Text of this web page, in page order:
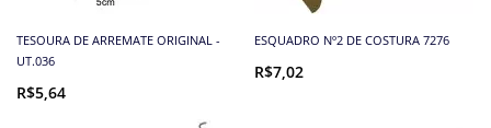
TESOURA DE ARREMATE ORIGINAL -
UT.036
R$5,64
ESQUADRO Nº2 DE COSTURA 7276
R$7,02